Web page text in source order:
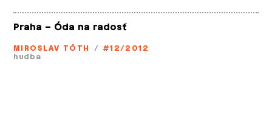
Praha – Óda na radosť
MIROSLAV TÓTH / #12/2012
hudba